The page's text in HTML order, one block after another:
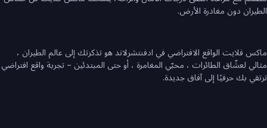
الطيران دون مغادرة الأرض.
ماكس فلايت الواقع الافتراضي في ادفنتشرلاند هو تذكرتك إلى عالم الطيران ،
مثالي لعشّاق الطائرات ، محبّي المغامرة ، أو حتى المبتدئين – تجربة واقع افتراضي
ترتقي بك حرفيًا إلى آفاق جديدة.